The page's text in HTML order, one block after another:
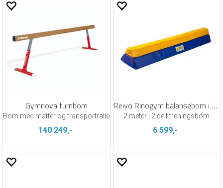
Gymnova turnbom
Bom med matter og transportralle
140 249,-
Reivo Rinogym balansebom i skum
2 meter | 2 delt treningsbom
6 599,-